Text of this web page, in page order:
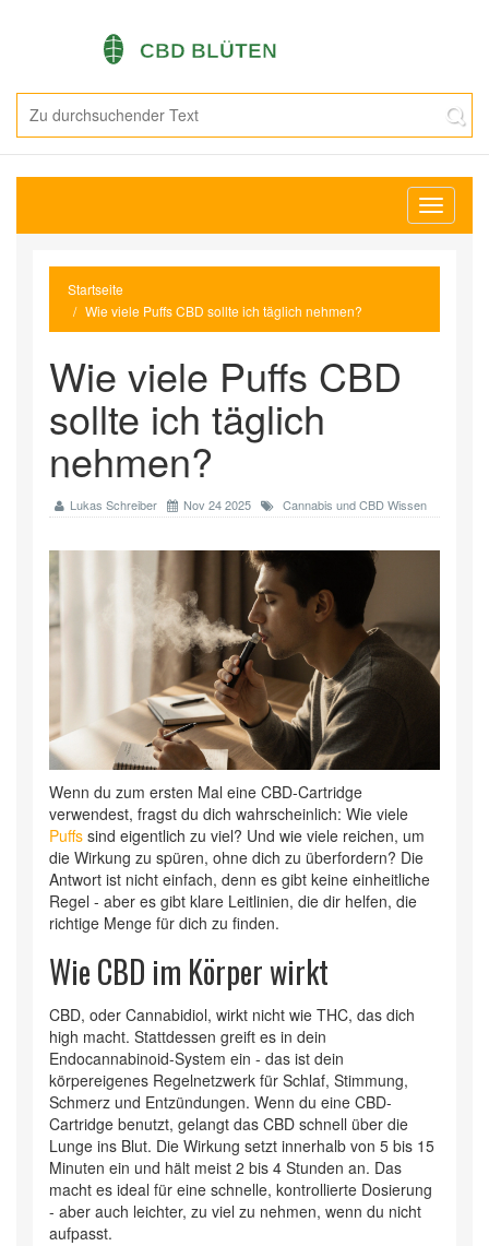
Startseite
Wie viele Puffs CBD sollte ich täglich nehmen?
Wie viele Puffs CBD
sollte ich täglich
nehmen?
Lukas Schreiber Nov 24 2025 Cannabis und CBD Wissen
Wenn du zum ersten Mal eine CBD-Cartridge
verwendest, fragst du dich wahrscheinlich: Wie viele
Puffs sind eigentlich zu viel? Und wie viele reichen, um
die Wirkung zu spüren, ohne dich zu überfordern? Die
Antwort ist nicht einfach, denn es gibt keine einheitliche
Regel - aber es gibt klare Leitlinien, die dir helfen, die
richtige Menge für dich zu finden.
Wie CBD im Körper wirkt
CBD, oder Cannabidiol, wirkt nicht wie THC, das dich
high macht. Stattdessen greift es in dein
Endocannabinoid-System ein - das ist dein
körpereigenes Regelnetzwerk für Schlaf, Stimmung,
Schmerz und Entzündungen. Wenn du eine CBD-
Cartridge benutzt, gelangt das CBD schnell über die
Lunge ins Blut. Die Wirkung setzt innerhalb von 5 bis 15
Minuten ein und hält meist 2 bis 4 Stunden an. Das
macht es ideal für eine schnelle, kontrollierte Dosierung
- aber auch leichter, zu viel zu nehmen, wenn du nicht
aufpasst.